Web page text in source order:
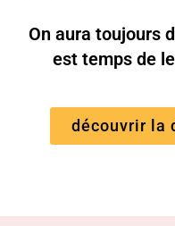
On aura toujours
est temps de
découvrir la